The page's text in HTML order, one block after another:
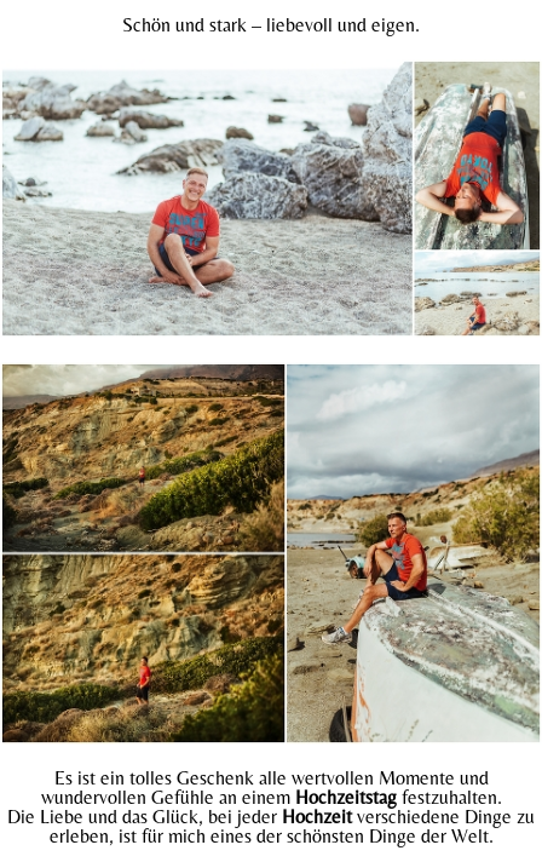
Schön und stark – liebevoll und eigen.
Es ist ein tolles Geschenk alle wertvollen Momente und
wundervollen Gefühle an einem Hochzeitstagfestzuhalten.
Die Liebe und das Glück, bei jeder Hochzeitverschiedene Dinge zu
erleben, ist für mich eines der schönsten Dinge der Welt.